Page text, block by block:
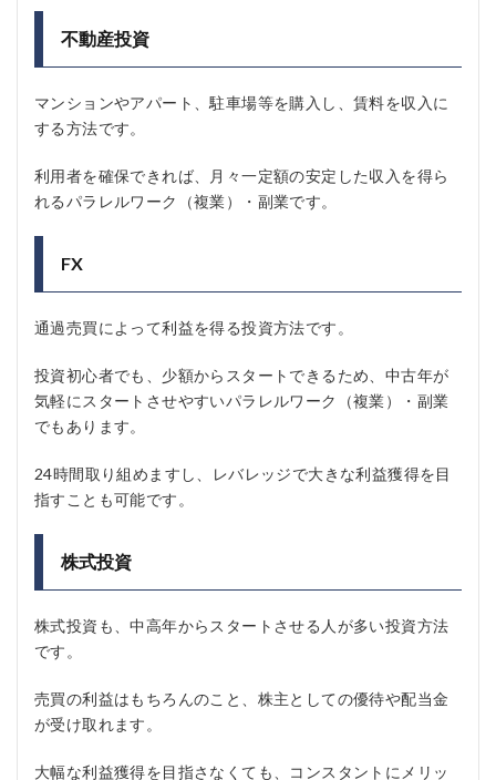
不動産投資
マンションやアパート、駐車場等を購入し、賃料を収入に
する方法です。
利用者を確保できれば、月々一定額の安定した収入を得ら
れるパラレルワーク（複業）・副業です。
FX
通過売買によって利益を得る投資方法です。
投資初心者でも、少額からスタートできるため、中古年が
気軽にスタートさせやすいパラレルワーク（複業）・副業
でもあります。
24時間取り組めますし、レバレッジで大きな利益獲得を目
指すことも可能です。
株式投資
株式投資も、中高年からスタートさせる人が多い投資方法
です。
売買の利益はもちろんのこと、株主としての優待や配当金
が受け取れます。
大幅な利益獲得を目指さなくても、コンスタントにメリッ